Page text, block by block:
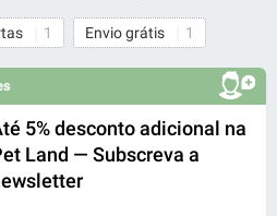
1 Envio grátis 1
5% desconto adicional na
Land — Subscreva a